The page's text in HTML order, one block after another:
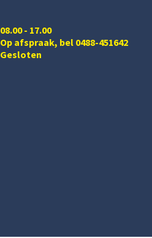
08.00 - 17.00
Op afspraak, bel 0488-451642
Gesloten